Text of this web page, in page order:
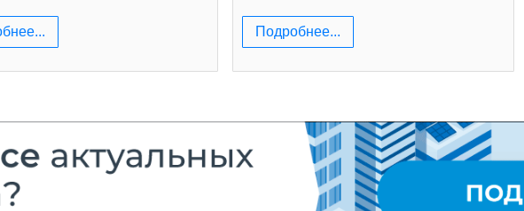
Подробнее...